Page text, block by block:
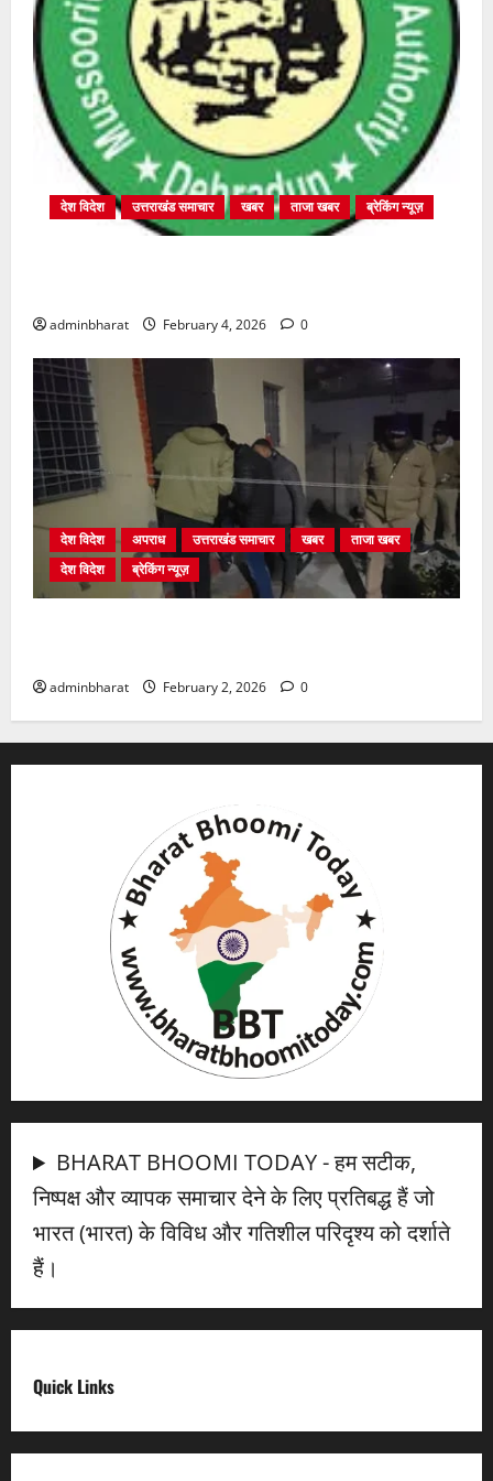
देश विदेश उत्तराखंड समाचार खबर ताजा खबर ब्रेकिंग न्यूज़
adminbharat February 4, 2026 0
देश विदेश अपराध उत्तराखंड समाचार खबर
ताजा खबर
देश विदेश
ब्रेकिंग न्यूज़
adminbharat February 2, 2026 0
BHARAT BHOOMI TODAY - हम सटीक,
निष्पक्ष और व्यापक समाचार देने के लिए प्रतिबद्ध हैं जो
भारत (भारत) के विविध और गतिशील परिदृश्य को दर्शाते
हैं।
Quick Links